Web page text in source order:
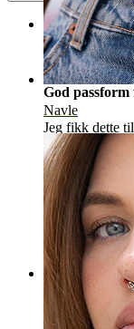
Navle
Rating
God
Jeg fikk dette
og rimelig
helt leget
problem, og
Martin
AI-oversatt Vis
Rating